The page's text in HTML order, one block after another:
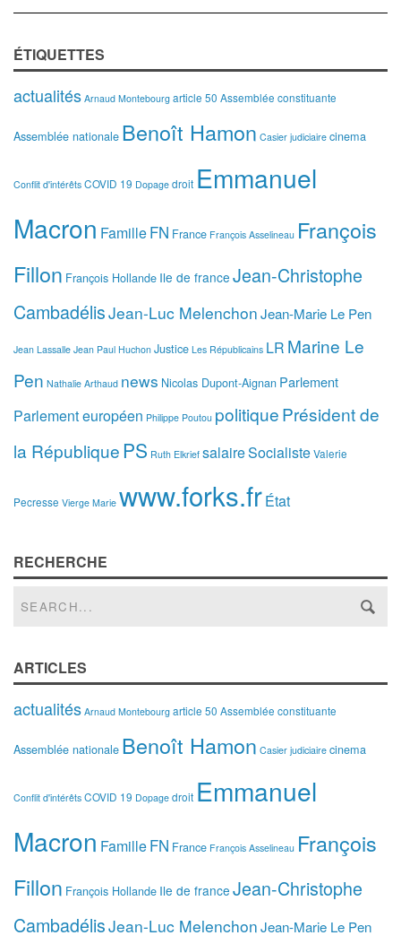
ÉTIQUETTES
actualités Arnaud Montebourg article 50 Assemblée constituante
Assemblée nationale Benoît Hamon Casier judiciaire cinema
Conflit d'intérêts COVID 19 Dopage droit Emmanuel
Macron FamilleFN France François Asselineau François
Fillon François Hollande Ile de france Jean-Christophe
CambadélisJean-Luc MelenchonJean-Marie Le Pen
Jean Lassalle Jean Paul Huchon Justice Les Républicains LR Marine Le
Pen Nathalie Arthaud news Nicolas Dupont-Aignan Parlement
Parlement européen Philippe Poutou politiquePrésident de
la République PS Ruth Elkrief salaireSocialisteValerie
Pecresse Vierge Marie www.forks.frÉtat
RECHERCHE
ARTICLES
actualités Arnaud Montebourg article 50 Assemblée constituante
Assemblée nationale Benoît Hamon Casier judiciaire cinema
Conflit d'intérêts COVID 19 Dopage droit Emmanuel
Macron FamilleFN France François Asselineau François
Fillon François Hollande Ile de france Jean-Christophe
CambadélisJean-Luc MelenchonJean-Marie Le Pen